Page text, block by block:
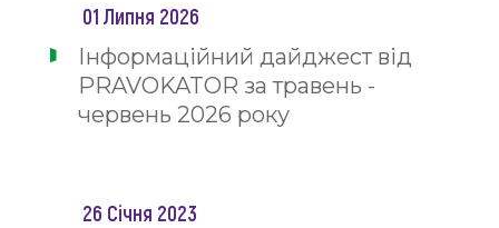
01 Липня 2026
Інформаційний дайджест від
PRAVOKATOR за травень -
червень 2026 року
26 Січня 2023